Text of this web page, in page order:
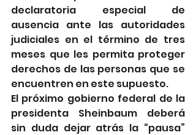
declaratoria especial de
ausencia ante las autoridades
judiciales en el término de tres
meses que les permita proteger
derechos de las personas que se
encuentren en este supuesto.
El próximo gobierno federal de la
presidenta Sheinbaum deberá
sin duda dejar atrás la “pausa”